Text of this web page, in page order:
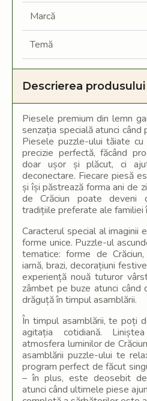
Marcă
Temă
Descrierea produsului
Piesele premium din lemn
senzația specială atunci
Piesele puzzle-ului tăiate
precizie perfectă, făcând
doar ușor și plăcut, ci
deconectare. Fiecare piesă
și își păstrează forma ani de
de Crăciun poate deveni
tradițiile preferate ale familiei
Caracterul special al imaginii
forme unice. Puzzle-ul
tematice: forme de
iarnă, brazi, decorațiuni
experiență nouă tuturor
zâmbet pe buze atunci când
drăguță în timpul asamblării.
În timpul asamblării, te poți
agitația cotidiană.
atmosfera luminilor de
asamblării puzzle-ului te
program perfect de făcut
– în plus, este deosebit
atunci când ultimele piese